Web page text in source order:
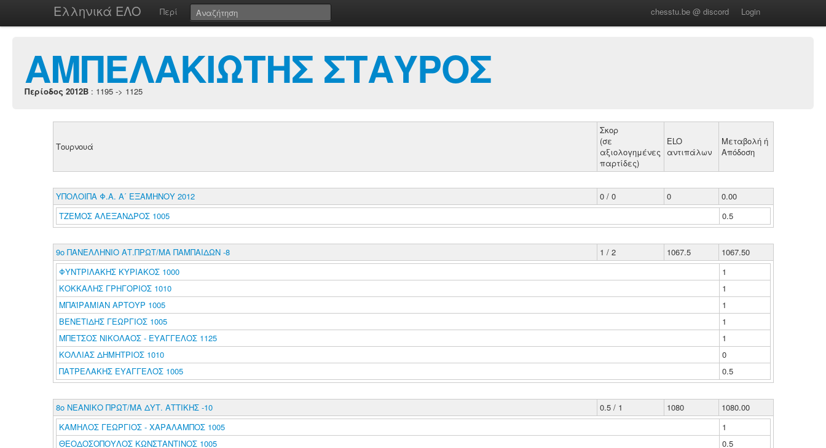
Ελληνικά ΕΛΟ Περί chesstu.be @ discord Login
ΑΜΠΕΛΑΚΙΩΤΗΣ ΣΤΑΥΡΟΣ
Περίοδος 2012B : 1195 -> 1125
Τουρνουά
Σκορ
(σε
αξιολογημένες
παρτίδες)
ELO
αντιπάλων
Μεταβολή ή
Απόδοση
ΥΠΟΛΟΙΠΑ Φ.Α. Α΄ ΕΞΑΜΗΝΟΥ 2012 0 / 0 0
0.00
ΤΖΕΜΟΣ ΑΛΕΞΑΝΔΡΟΣ 1005
0.5
9ο ΠΑΝΕΛΛΗΝΙΟ ΑΤ.ΠΡΩΤ/ΜΑ ΠΑΜΠΑΙΔΩΝ -8 1 / 2 1067.5
1067.50
ΦΥΝΤΡΙΛΑΚΗΣ ΚΥΡΙΑΚΟΣ 1000
1
ΚΟΚΚΑΛΗΣ ΓΡΗΓΟΡΙΟΣ 1010
1
ΜΠΑΪΡΑΜΙΑΝ ΑΡΤΟΥΡ 1005
1
ΒΕΝΕΤΙΔΗΣ ΓΕΩΡΓΙΟΣ 1005
1
ΜΠΕΤΣΟΣ ΝΙΚΟΛΑΟΣ - ΕΥΑΓΓΕΛΟΣ 1125
1
ΚΟΛΛΙΑΣ ΔΗΜΗΤΡΙΟΣ 1010
0
ΠΑΤΡΕΛΑΚΗΣ ΕΥΑΓΓΕΛΟΣ 1005
0.5
8ο ΝΕΑΝΙΚΟ ΠΡΩΤ/ΜΑ ΔΥΤ. ΑΤΤΙΚΗΣ -10 0.5 / 1 1080
1080.00
ΚΑΜΗΛΟΣ ΓΕΩΡΓΙΟΣ - ΧΑΡΑΛΑΜΠΟΣ 1005
1
ΘΕΟΔΟΣΟΠΟΥΛΟΣ ΚΩΝΣΤΑΝΤΙΝΟΣ 1005
0.5